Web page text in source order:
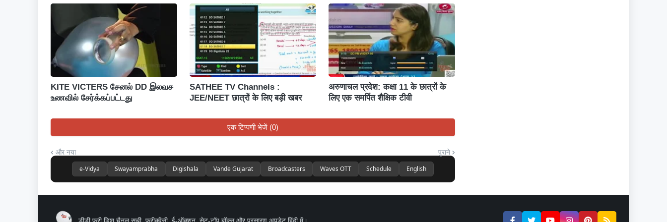
KITE VICTERS சேனல் DD இலவச
உணவில் சேர்க்கப்பட்டது
SATHEE TV Channels :
JEE/NEET छात्रों के लिए बड़ी खबर
अरुणाचल प्रदेश: कक्षा 11 के छात्रों के
लिए एक समर्पित शैक्षिक टीवी
एक टिप्पणी भेजें (0)
और नया पुराने
e-Vidya Swayamprabha Digishala Vande Gujarat Broadcasters Waves OTT Schedule English
डीडी फ्री डिश चैनल सूची, फ्रीक्वेंसी, ई-ऑक्शन, सेट-टॉप बॉक्स और प्रसारण अपडेट हिंदी में।